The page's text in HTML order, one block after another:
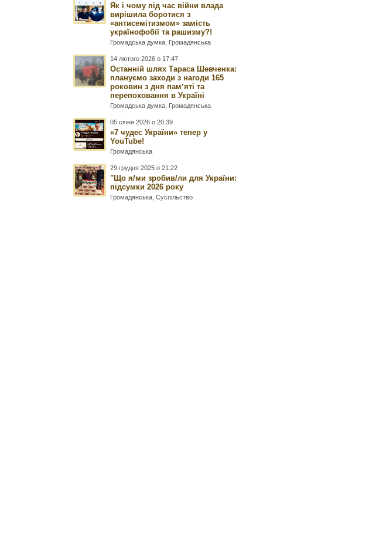
Як і чому під час війни влада
вирішила боротися з
«антисемітизмом» замість
українофобії та рашизму?!
Громадська думка Громадянська
14 лютого 2026 о 17:47
Останній шлях Тараса Шевченка:
плануємо заходи з нагоди 165
роковин з дня памʼяті та
перепоховання в Україні
Громадська думка Громадянська
05 січня 2026 о 20:39
«7 чудес України» тепер у
YouTube!
Громадянська
29 грудня 2025 о 21:22
"Що я/ми зробив/ли для України:
підсумки 2026 року
Громадянська ,Суспільство